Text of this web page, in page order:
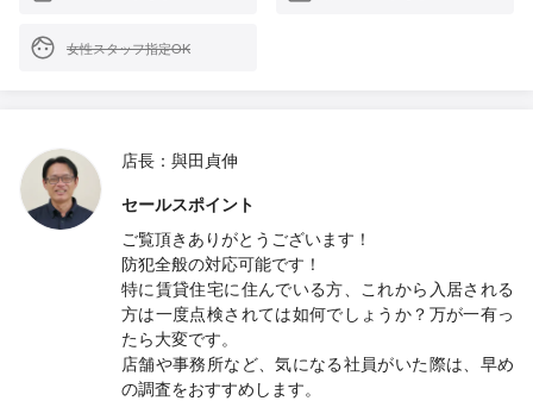
女性スタッフ指定OK
店長：與田貞伸
セールスポイント
ご覧頂きありがとうございます！
防犯全般の対応可能です！
特に賃貸住宅に住んでいる方、これから入居される
方は一度点検されては如何でしょうか？万が一有っ
たら大変です。
店舗や事務所など、気になる社員がいた際は、早め
の調査をおすすめします。